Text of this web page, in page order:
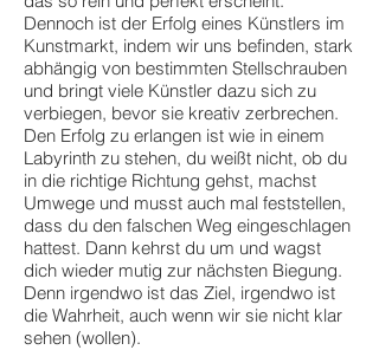
Dennoch ist der Erfolg eines Künstlers im
Kunstmarkt, indem wir uns befinden, stark
abhängig von bestimmten Stellschrauben
und bringt viele Künstler dazu sich zu
verbiegen, bevor sie kreativ zerbrechen.
Den Erfolg zu erlangen ist wie in einem
Labyrinth zu stehen, du weißt nicht, ob du
in die richtige Richtung gehst, machst
Umwege und musst auch mal feststellen,
dass du den falschen Weg eingeschlagen
hattest. Dann kehrst du um und wagst
dich wieder mutig zur nächsten Biegung.
Denn irgendwo ist das Ziel, irgendwo ist
die Wahrheit, auch wenn wir sie nicht klar
sehen (wollen).